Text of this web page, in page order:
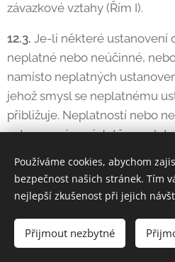
závazkové vztahy (Řím I).
12.3. Je-li některé ustanovení
neplatné nebo neúčinné,
namísto neplatných
jehož smysl se neplatnému
přibližuje. Neplatností nebo
ustanovení není dotčena
12.4.Kupní smlouva včetně
archivována prodávajícím v
není přístupná.
Používáme cookies, abychom
bezpečnost našich stránek. Tím
nejlepší zkušenost při jejich
Přijmout nezbytné